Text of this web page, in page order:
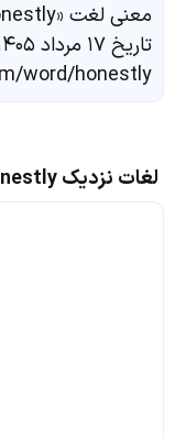
معنی لغت «honestly» در
word/honestly
لغات نزدیک honestly